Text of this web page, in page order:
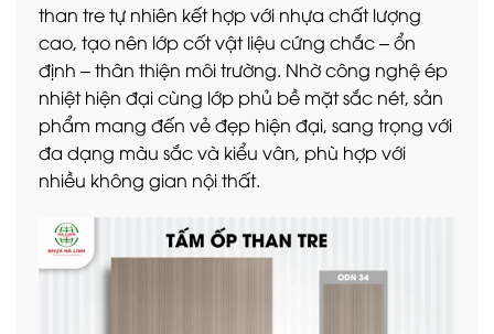
than tre tự nhiên kết hợp với nhựa chất lượng
cao, tạo nên lớp cốt vật liệu cứng chắc – ổn
định – thân thiện môi trường. Nhờ công nghệ ép
nhiệt hiện đại cùng lớp phủ bề mặt sắc nét, sản
phẩm mang đến vẻ đẹp hiện đại, sang trọng với
đa dạng màu sắc và kiểu vân, phù hợp với
nhiều không gian nội thất.